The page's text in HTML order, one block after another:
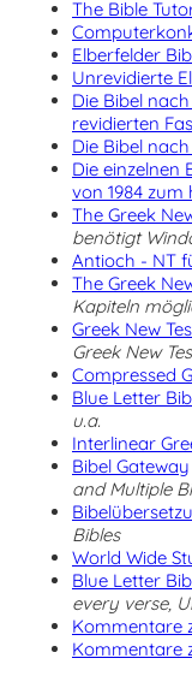
The Bible
Elberfelder
Unrevidierte
Die Bibel
revidierten
Die Bibel
Die einzelnen
von 1984
The Greek
benötigt
Antioch - NT
The Greek
Kapiteln
Greek New
Greek New
Compressed
Blue Letter
u.a.
Interlinear
Bibel Gateway
and Multiple
Bibles
World Wide
Blue Letter
every verse,
Kommentare
Kommentare